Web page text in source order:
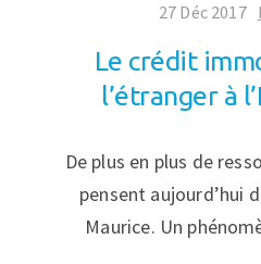
27 Déc 2017
Le crédit
l’étranger à
De plus en plus de
pensent aujourd’hui
Maurice. Un